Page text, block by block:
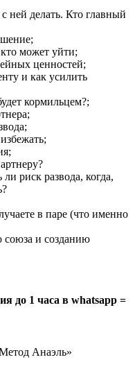
ней делать. Кто главный
может уйти;
ценностей;
и как усилить
кормильцем?;
риск развода, когда,
в паре (что именно
союза и созданию
до 1 часа в whatsapp =
Анаэль»